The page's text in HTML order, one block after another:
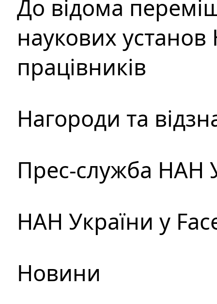
До відома
наукових установ
працівників
Нагороди та
Прес-служба НАН
НАН України у
Новини